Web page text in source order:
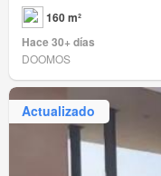
160 m²
Hace 30+ días
DOOMOS
Actualizado